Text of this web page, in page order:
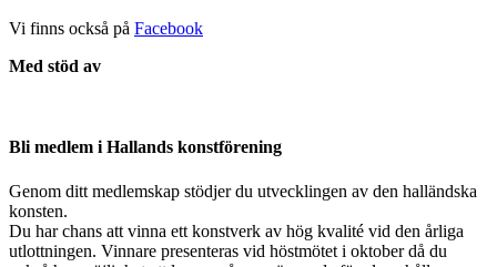
Vi finns också på Facebook
Med stöd av
Bli medlem i Hallands konstförening
Genom ditt medlemskap stödjer du utvecklingen av den halländska
konsten.
Du har chans att vinna ett konstverk av hög kvalité vid den årliga
utlottningen. Vinnare presenteras vid höstmötet i oktober då du